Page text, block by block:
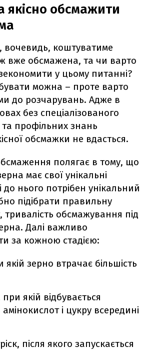
обсмажити
вочевидь, коштуватиме
вже обсмажена, та чи варто
у цьому питанні?
можна – проте варто
до розчарувань. Адже в
без спеціалізованого
профільних знань
обсмажки не вдасться.
полягає в тому, що
має свої унікальні
до нього потрібен унікальний
підібрати правильну
тривалість обсмажування під
Далі важливо
за кожною стадією:
зерно втрачає більшість
якій відбувається
амінокислот і цукру всередині
після якого запускається